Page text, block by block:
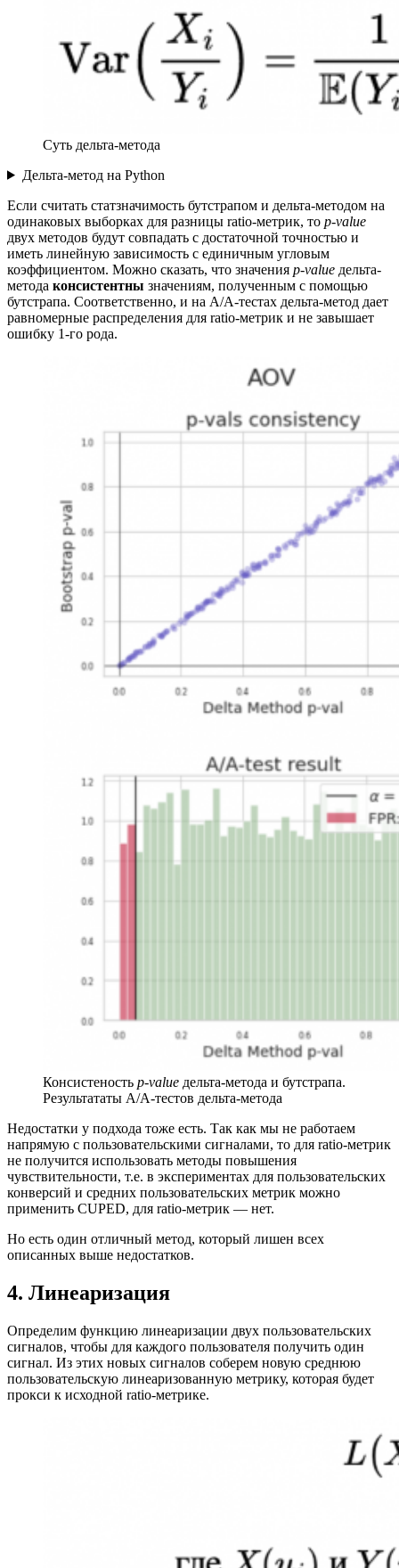
Суть дельта-метода
Дельта-метод на Python
Если считать статзначимость бутстрапом и дельта-методом на
одинаковых выборках для разницы ratio-метрик, то p-value
двух методов будут совпадать с достаточной точностью и
иметь линейную зависимость с единичным угловым
коэффициентом. Можно сказать, что значения p-value дельта-
метода консистентны значениям, полученным с помощью
бутстрапа. Соответственно, и на A/A-тестах дельта-метод дает
равномерные распределения для ratio-метрик и не завышает
ошибку 1-го рода.
Консистеность p-value дельта-метода и бутстрапа.
Результататы A/A-тестов дельта-метода
Недостатки у подхода тоже есть. Так как мы не работаем
напрямую с пользовательскими сигналами, то для ratio-метрик
не получится использовать методы повышения
чувствительности, т.е. в экспериментах для пользовательских
конверсий и средних пользовательских метрик можно
применить CUPED, для ratio-метрик — нет.
Но есть один отличный метод, который лишен всех
описанных выше недостатков.
4. Линеаризация
Определим функцию линеаризации двух пользовательских
сигналов, чтобы для каждого пользователя получить один
сигнал. Из этих новых сигналов соберем новую среднюю
пользовательскую линеаризованную метрику, которая будет
прокси к исходной ratio-метрике.